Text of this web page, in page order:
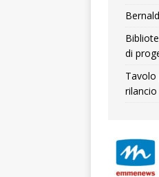
di
Tavolo